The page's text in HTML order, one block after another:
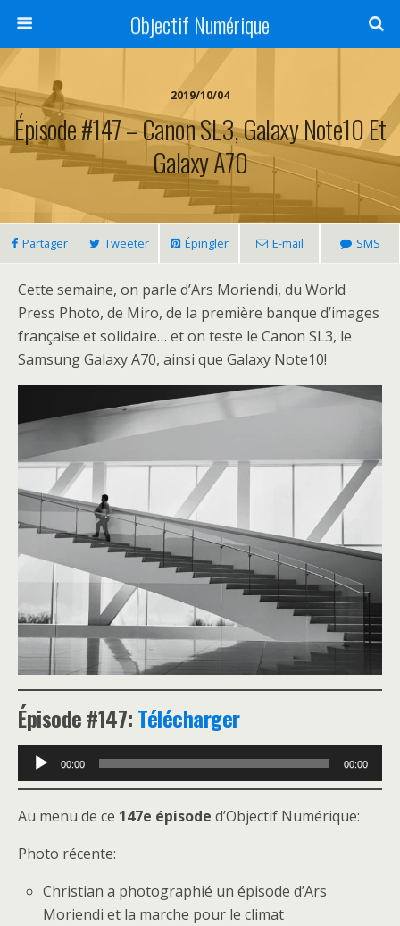
Objectif Numérique
2019/10/04
Épisode #147 – Canon SL3, Galaxy Note10 Et
Galaxy A70
Partager Tweeter Épingler E-mail SMS
Cette semaine, on parle d’Ars Moriendi, du World
Press Photo, de Miro, de la première banque d’images
française et solidaire… et on teste le Canon SL3, le
Samsung Galaxy A70, ainsi que Galaxy Note10!
Épisode #147:Télécharger
Lecteur
audio
00:00 00:00
Au menu de ce 147e épisode d’Objectif Numérique:
Photo récente:
Christian a photographié un épisode d’Ars
Moriendi et la marche pour le climat